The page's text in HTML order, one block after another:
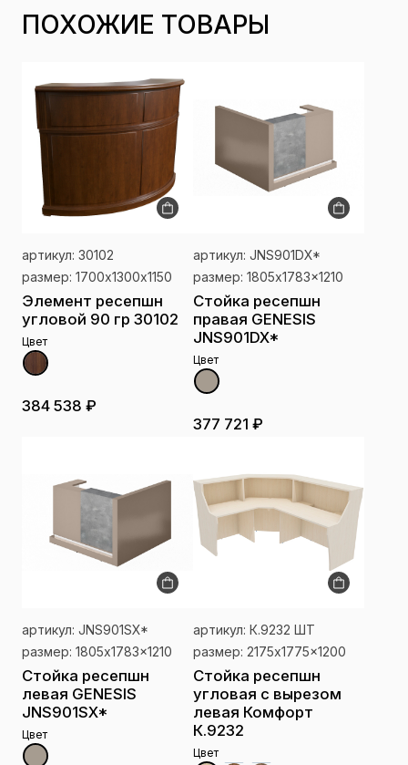
ПОХОЖИЕ ТОВАРЫ
артикул: 30102
размер: 1700х1300х1150
Элемент ресепшн
угловой 90 гр 30102
Цвет
384 538 ₽
артикул: JNS901DX*
размер: 1805x1783x1210
Стойка ресепшн
правая GENESIS
JNS901DX*
Цвет
377 721 ₽
артикул: JNS901SX*
размер: 1805x1783x1210
Стойка ресепшн
левая GENESIS
JNS901SX*
Цвет
артикул: К.9232 ШТ
размер: 2175x1775x1200
Стойка ресепшн
угловая с вырезом
левая Комфорт
К.9232
Цвет